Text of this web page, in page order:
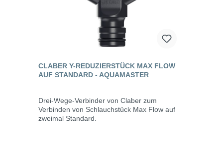
CLABER Y-REDUZIERSTÜCK MAX FLOW
AUF STANDARD - AQUAMASTER
Drei-Wege-Verbinder von Claber zum
Verbinden von Schlauchstück Max Flow auf
zweimal Standard.